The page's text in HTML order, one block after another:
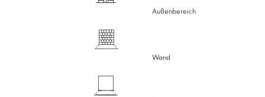
Außenbereich
Wand